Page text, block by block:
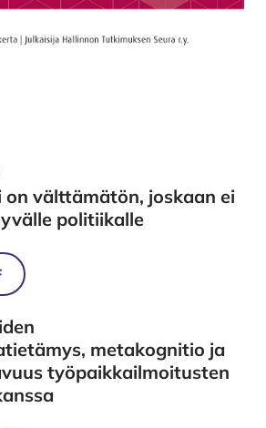
on välttämätön, joskaan ei
politiikalle
metakognitio ja
työpaikkailmoitusten